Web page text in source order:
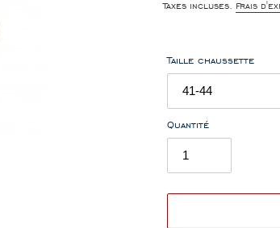
normal
Taxes incluses. Frais
Taille chaussette
Quantité